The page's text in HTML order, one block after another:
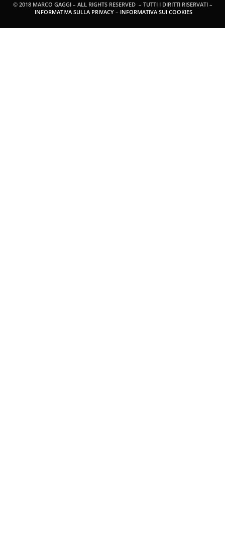
© 2018 MARCO GAGGI – ALL RIGHTS RESERVED – TUTTI I DIRITTI RISERVATI –
INFORMATIVA SULLA PRIVACY– INFORMATIVA SUI COOKIES